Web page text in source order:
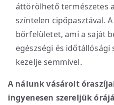
áttörölhető természetes
színtelen cipőpasztával.
bőrfelületet, ami a saját
egészségi és
kezelje semmivel.
A nálunk vásárolt
ingyenesen szereljük